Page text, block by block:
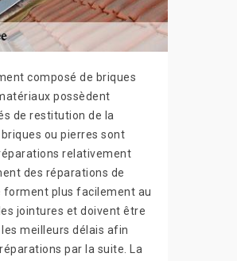
composé de briques
possèdent
de restitution de la
ou pierres sont
relativement
des réparations de
forment plus facilement au
jointures et doivent être
meilleurs délais afin
par la suite. La